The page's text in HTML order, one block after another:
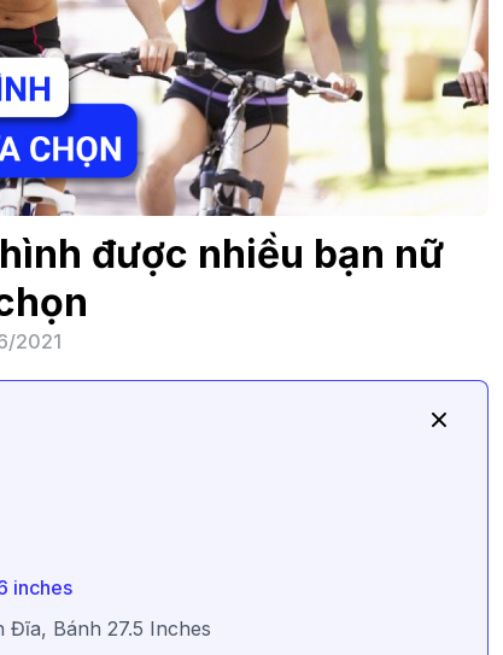
được nhiều bạn nữ
2021
inches
Đĩa, Bánh 27.5 Inches